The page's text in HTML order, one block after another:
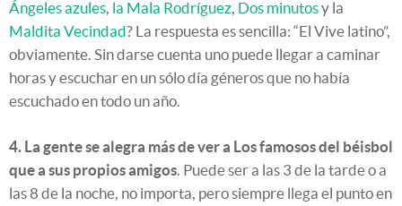
Ángeles azules la Mala Rodríguez Dos minutosy la
Maldita Vecindad? La respuesta es sencilla: “El Vive latino”,
obviamente. Sin darse cuenta uno puede llegar a caminar
horas y escuchar en un sólo día géneros que no había
escuchado en todo un año.
4. La gente se alegra más de ver a Los famosos del béisbol
que a sus propios amigos . Puede ser a las 3 de la tarde o a
las 8 de la noche, no importa, pero siempre llega el punto en